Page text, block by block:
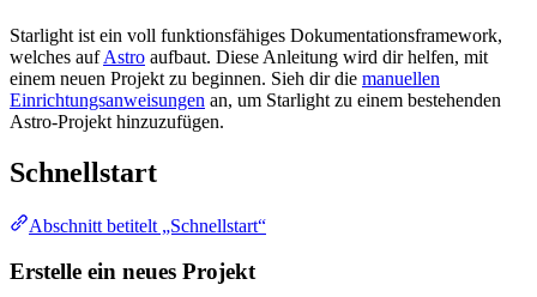
Starlight ist ein voll funktionsfähiges Dokumentations­framework,
welches aufAstro aufbaut. Diese Anleitung wird dir helfen, mit
einem neuen Projekt zu beginnen. Sieh dir die manuellen
Einrichtungs­anweisungen an, um Starlight zu einem bestehenden
Astro-Projekt hinzuzufügen.
Schnellstart
Abschnitt betitelt „Schnellstart“
Erstelle ein neues Projekt